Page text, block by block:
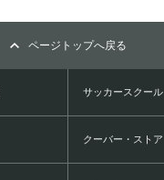
ページトップへ戻る
サッカースクール
クーバー・ストア